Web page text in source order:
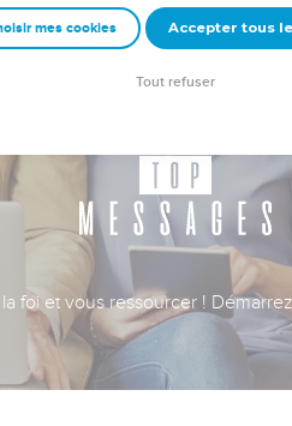
foi et vous ressourcer !
mes cookies Accepter tous
Tout refuser